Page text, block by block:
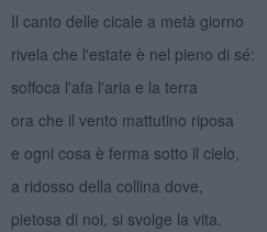
Il canto delle cicale a metà giorno
rivela che l'estate è nel pieno di sé:
soffoca l'afa l'aria e la terra
ora che il vento mattutino riposa
e ogni cosa è ferma sotto il cielo,
a ridosso della collina dove,
pietosa di noi, si svolge la vita.